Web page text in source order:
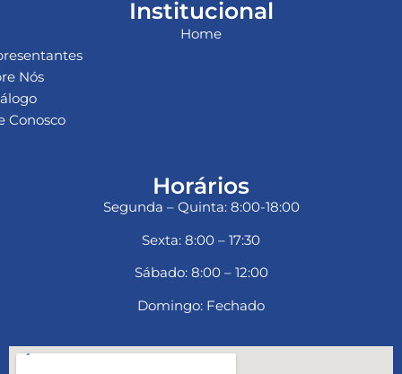
Institucional
Home
Nós
Conosco
Horários
Segunda – Quinta: 8:00-18:00
Sexta: 8:00 – 17:30
Sábado: 8:00 – 12:00
Domingo: Fechado